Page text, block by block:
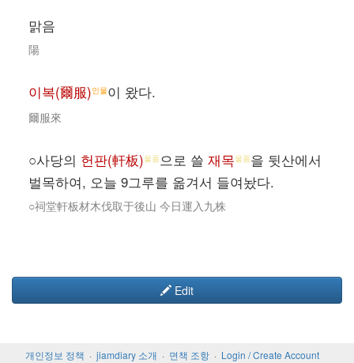
맑음
陽
이복(爾服)인물이 왔다.
爾服來
○사당의 헌판(軒板)물품으로 쓸 재목물품을 뒷산에서
벌목하여, 오늘 9그루를 옮겨서 들여놨다.
○祠堂軒板材木伐取于後山 今日運入九株
Edit
개인정보 정책 jiamdiary 소개 면책 조항
Login / Create Account